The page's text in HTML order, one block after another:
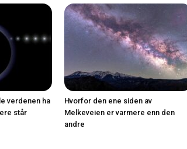
verdenen ha
står
Hvorfor den ene siden av
Melkeveien er varmere enn den
andre